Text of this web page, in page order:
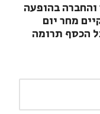
בהופעה
מחר יום
למראס בשעה 7:30 , כל הכסף תרומה